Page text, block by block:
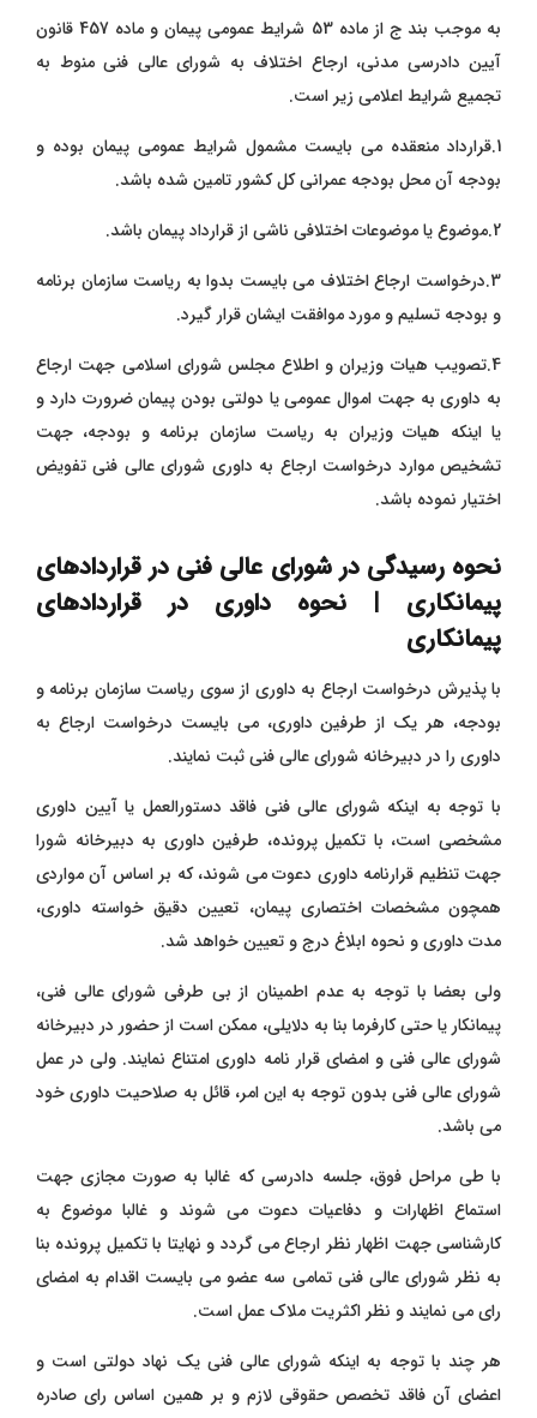
به موجب بند ج از ماده 53 شرایط عمومی پیمان و ماده 457 قانون
آیین دادرسی مدنی، ارجاع اختلاف به شورای عالی فنی منوط به
تجمیع شرایط اعلامی زیر است.
1.قرارداد منعقده می بایست مشمول شرایط عمومی پیمان بوده و
بودجه آن محل بودجه عمرانی کل کشور تامین شده باشد.
2.موضوع یا موضوعات اختلافی ناشی از قرارداد پیمان باشد.
3.درخواست ارجاع اختلاف می بایست بدوا به ریاست سازمان برنامه
و بودجه تسلیم و مورد موافقت ایشان قرار گیرد.
4.تصویب هیات وزیران و اطلاع مجلس شورای اسلامی جهت ارجاع
به داوری به جهت اموال عمومی یا دولتی بودن پیمان ضرورت دارد و
یا اینکه هیات وزیران به ریاست سازمان برنامه و بودجه، جهت
تشخیص موارد درخواست ارجاع به داوری شورای عالی فنی تفویض
اختیار نموده باشد.
نحوه رسیدگی در شورای عالی فنی در قراردادهای
پیمانکاری | نحوه داوری در قراردادهای
پیمانکاری
با پذیرش درخواست ارجاع به داوری از سوی ریاست سازمان برنامه و
بودجه، هر یک از طرفین داوری، می بایست درخواست ارجاع به
داوری را در دبیرخانه شورای عالی فنی ثبت نمایند.
با توجه به اینکه شورای عالی فنی فاقد دستورالعمل یا آیین داوری
مشخصی است، با تکمیل پرونده، طرفین داوری به دبیرخانه شورا
جهت تنظیم قرارنامه داوری دعوت می شوند، که بر اساس آن مواردی
همچون مشخصات اختصاری پیمان، تعیین دقیق خواسته داوری،
مدت داوری و نحوه ابلاغ درج و تعیین خواهد شد.
ولی بعضا با توجه به عدم اطمینان از بی طرفی شورای عالی فنی،
پیمانکار یا حتی کارفرما بنا به دلایلی، ممکن است از حضور در دبیرخانه
شورای عالی فنی و امضای قرار نامه داوری امتناع نمایند. ولی در عمل
شورای عالی فنی بدون توجه به این امر، قائل به صلاحیت داوری خود
می باشد.
با طی مراحل فوق، جلسه دادرسی که غالبا به صورت مجازی جهت
استماع اظهارات و دفاعیات دعوت می شوند و غالبا موضوع به
کارشناسی جهت اظهار نظر ارجاع می گردد و نهایتا با تکمیل پرونده بنا
به نظر شورای عالی فنی تمامی سه عضو می بایست اقدام به امضای
رای می نمایند و نظر اکثریت ملاک عمل است.
هر چند با توجه به اینکه شورای عالی فنی یک نهاد دولتی است و
اعضای آن فاقد تخصص حقوقی لازم و بر همین اساس رای صادره